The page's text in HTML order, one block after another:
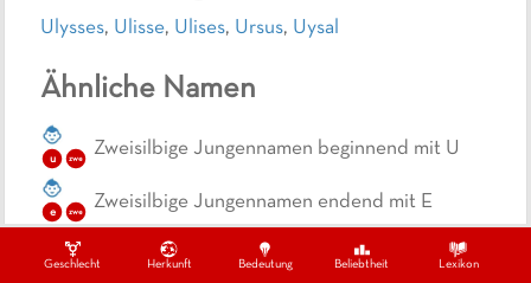
Geschlecht Herkunft Bedeutung Beliebtheit Lexikon
Ulysses, Ulisse, Ulises, Ursus, Uysal
Ähnliche Namen
u zwe Zweisilbige Jungennamen beginnend mit U
e zwe Zweisilbige Jungennamen endend mit E
e Kurze Jungennamen endend mit E